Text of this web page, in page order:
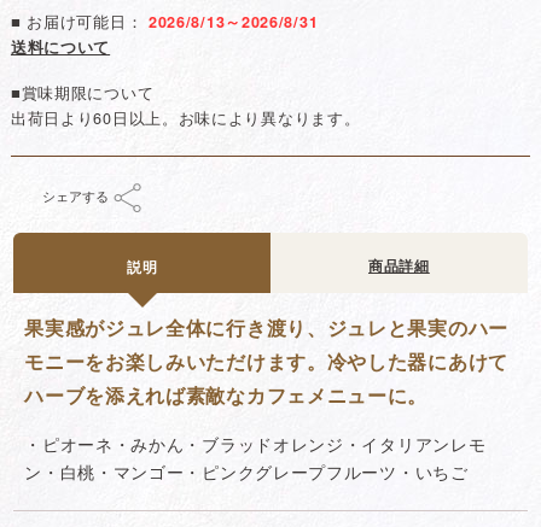
■ お届け可能日： 2026/8/13～2026/8/31
送料について
■賞味期限について
出荷日より60日以上。お味により異なります。
シェアする
説明 商品詳細
果実感がジュレ全体に行き渡り、ジュレと果実のハー
モニーをお楽しみいただけます。冷やした器にあけて
ハーブを添えれば素敵なカフェメニューに。
・ピオーネ・みかん・ブラッドオレンジ・イタリアンレモ
ン・白桃・マンゴー・ピンクグレープフルーツ・いちご